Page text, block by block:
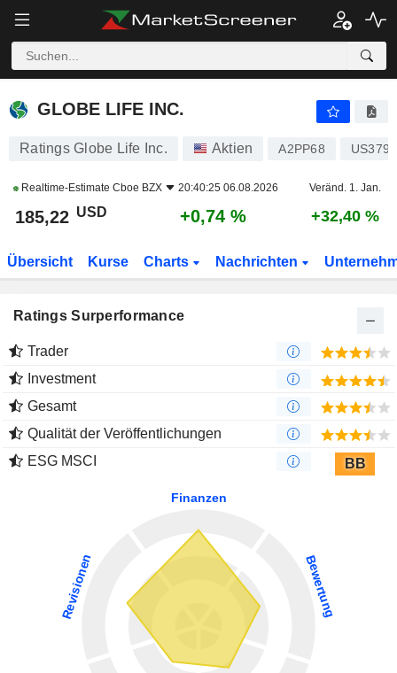
GLOBE LIFE INC.
GLOBE LIFE INC.
Ratings Globe Life Inc. Aktien A2PP68
Realtime-Estimate Cboe BZX 20:40:25 06.08.2026 Veränd. 1. Jan.
185,22 USD +0,74 % +32,40 %
Übersicht Kurse Charts Nachrichten
Ratings Surperformance
Trader
Investment
Gesamt
Qualität der Veröffentlichungen
ESG MSCI
BB